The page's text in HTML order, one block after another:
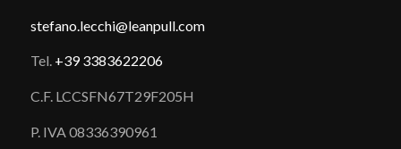
stefano. lecchi@leanpull.com
Tel. +39 3383622206
C.F. LCCSFN67T29F205H
P. IVA 08336390961